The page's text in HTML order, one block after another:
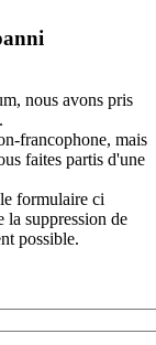
nous avons pris
francophone, mais
faites partis d'une
formulaire ci
la suppression de
possible.